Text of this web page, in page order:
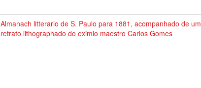
Almanach litterario de S. Paulo para 1881, acompanhado de um
retrato lithographado do eximio maestro Carlos Gomes